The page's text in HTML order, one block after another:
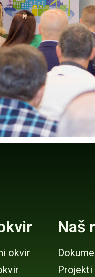
okvir
Naš
Projekti